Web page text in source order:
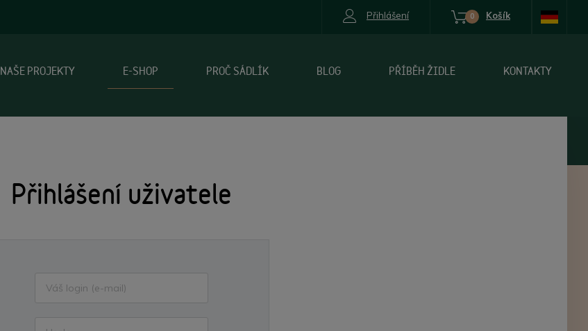
Košík
0
Přihlášení
NAŠE PROJEKTY E-SHOP PROČ SÁDLÍK BLOG PŘÍBĚH ŽIDLE KONTAKTY
Přihlášení uživatele